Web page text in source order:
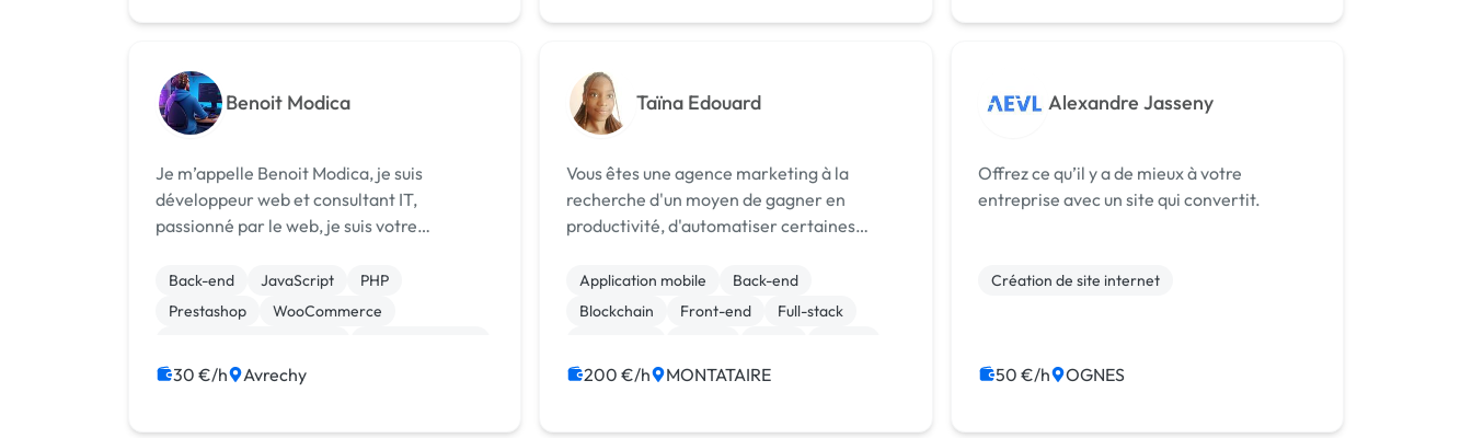
Benoit Modica
Je m’appelle Benoit Modica, je suis
développeur web et consultant IT,
passionné par le web, je suis votre
projets digitaux. En tant que développeur
web freelance, je mets à votre disposition
Back-end JavaScript
PHP
Prestashop
WooCommerce
WordPress
30 €/h Avrechy
Taïna Edouard
Vous êtes une agence marketing à la
recherche d'un moyen de gagner en
productivité, d'automatiser certaines
applications web et des solutions
parfaitement adaptées à votre situation ! --
Application mobile
Back-end
Blockchain
Front-end
Full-stack
CSS, HTML, XML
200 €/h MONTATAIRE
Alexandre Jasseny
Offrez ce qu’il y a de mieux à votre
entreprise avec un site qui convertit.
Création de site internet
50 €/h OGNES